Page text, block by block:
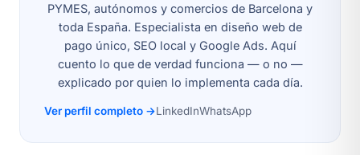
PYMES, autónomos y comercios de Barcelona y
toda España. Especialista en diseño web de
pago único, SEO local y Google Ads. Aquí
cuento lo que de verdad funciona — o no —
explicado por quien lo implementa cada día.
Ver perfil completo →LinkedInWhatsApp